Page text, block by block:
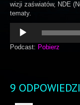
wizji zaświatów, NDE
tematy.
Odtwarzacz
plików
dźwiękowych
Podcast: Pobierz
9 ODPOWIEDZI